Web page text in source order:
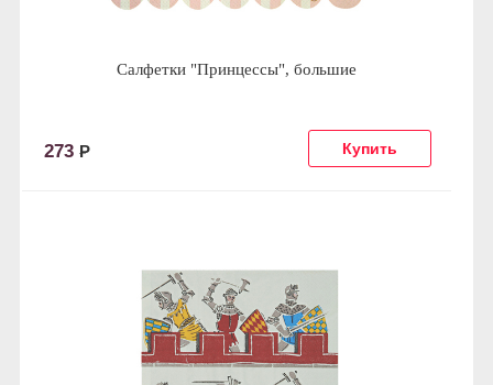
Салфетки "Принцессы", большие
273 Р